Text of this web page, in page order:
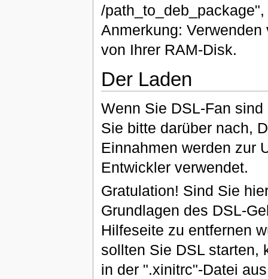
/
Anmerkung:
von Ihrer RAM-Disk.
Der Laden
Wenn Sie DSL-Fan
Sie bitte darüber nach,
Einnahmen werden zur
Entwickler verwendet.
Gratulation! Sind Sie
Grundlagen des DSL-
Hilfeseite zu entfernen
sollten Sie DSL
in der ".xinitrc"-Datei